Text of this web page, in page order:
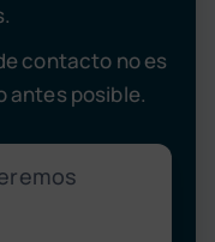
contacto no es
antes posible.